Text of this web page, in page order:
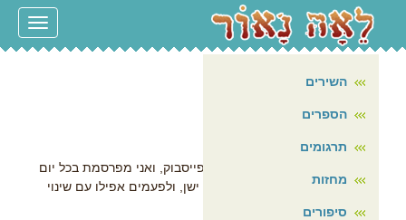
Toggle
בימי הסגר העצובים הצטרפתי לפייסבוק, ואני מפרסמת בכל יום
שיר קטן, לפעמים חדש, לפעמים ישן, ולפעמים אפילו עם שינוי
עמוד הבית
על עצמי
השירים
הספרים
תרגומים
מחזות
סיפורים